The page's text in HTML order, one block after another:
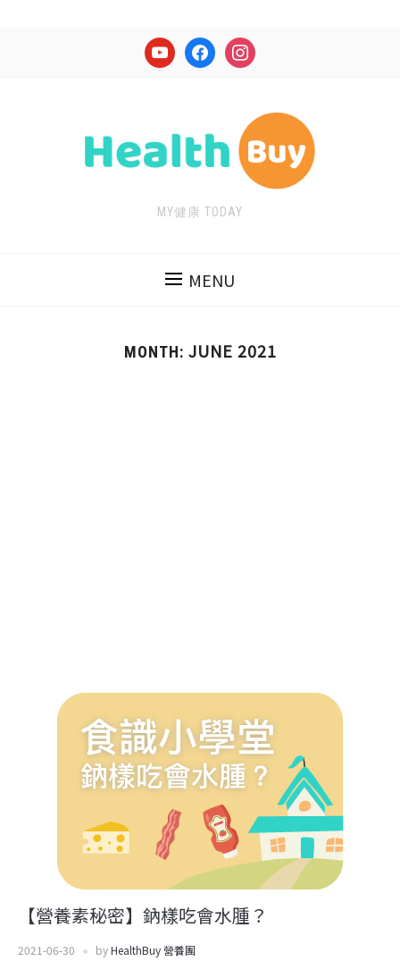
youtube facebookinstagram
MY健康 TODAY
MENU
MONTH: JUNE 2021
【營養素秘密】鈉樣吃會水腫？
2021-06-30 byHealthBuy 營養團